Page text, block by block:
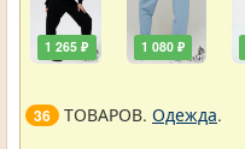
1 265 ₽ 1 080 ₽
36 ТОВАРОВ. Одежда.